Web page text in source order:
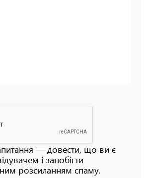
— довести, що ви є
і запобігти
розсиланням спаму.